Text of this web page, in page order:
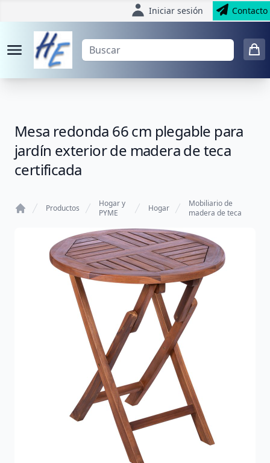
Iniciar sesión Contacto
Mesa redonda 66 cm plegable para
jardín exterior de madera de teca
certificada
Productos
Hogar y
PYME
Hogar
Mobiliario de
madera de teca